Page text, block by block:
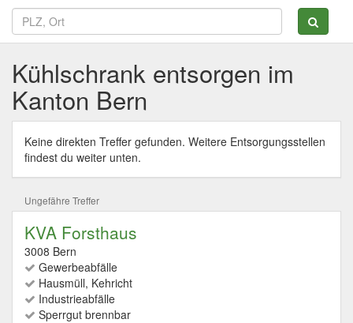
Kühlschrank entsorgen im
Kanton Bern
Keine direkten Treffer gefunden. Weitere Entsorgungsstellen
findest du weiter unten.
Ungefähre Treffer
KVA Forsthaus
3008 Bern
Gewerbeabfälle
Hausmüll, Kehricht
Industrieabfälle
Sperrgut brennbar